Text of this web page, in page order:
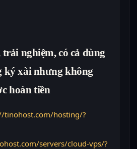
nghiệm, có cả dùng
ký xài nhưng không
hoàn tiền
tinohost.com/hosting/?
servers/cloud-vps/?